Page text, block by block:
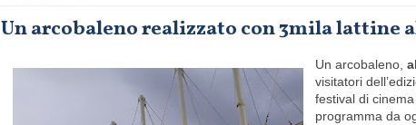
Un arcobaleno realizzato con 3mila lattine
Un arcobaleno,
visitatori
festival di
programma da